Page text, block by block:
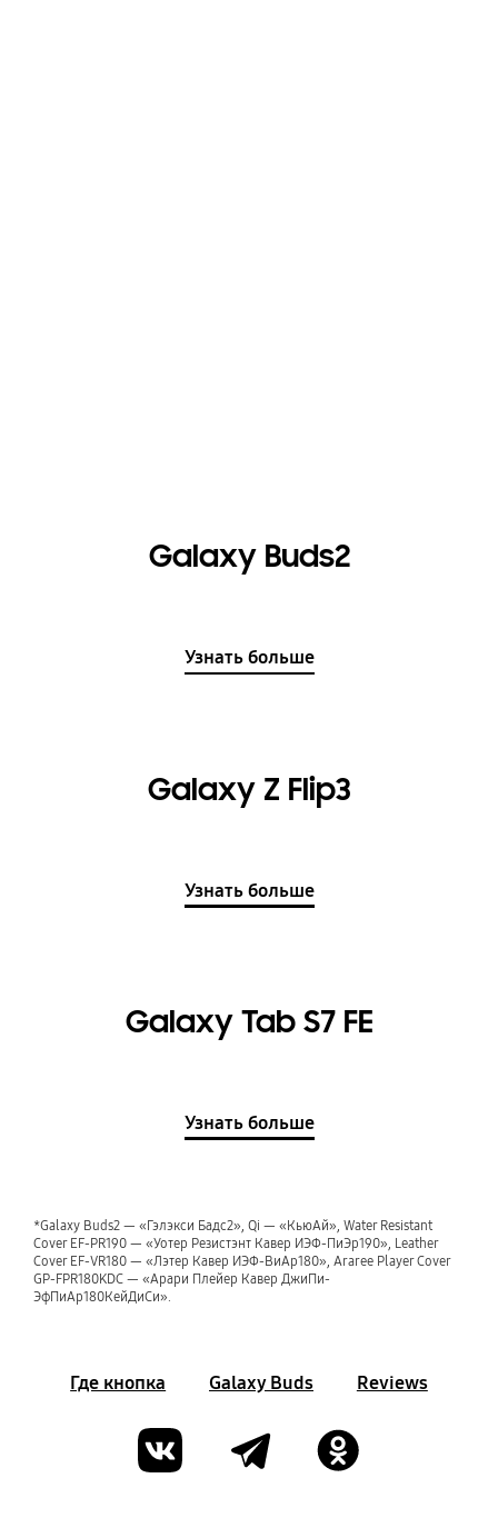
Galaxy Buds2
Узнать больше
Galaxy Z Flip3
Узнать больше
Galaxy Tab S7 FE
Узнать больше
*Galaxy Buds2 — «Гэлэкси Бадс2», Qi — «КьюАй», Water Resistant
Cover EF-PR190 — «Уотер Резистэнт Кавер ИЭФ-ПиЭр190», Leather
Cover EF-VR180 — «Лэтер Кавер ИЭФ-ВиАр180», Araree Player Cover
GP-FPR180KDC — «Арари Плейер Кавер ДжиПи-
ЭфПиАр180КейДиСи».
Где кнопка Galaxy Buds Reviews